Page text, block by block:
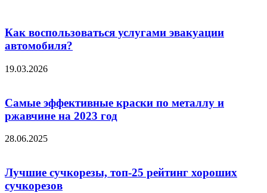
Как воспользоваться услугами эвакуации
автомобиля?
19.03.2026
Самые эффективные краски по металлу и
ржавчине на 2023 год
28.06.2025
Лучшие сучкорезы, топ-25 рейтинг хороших
сучкорезов